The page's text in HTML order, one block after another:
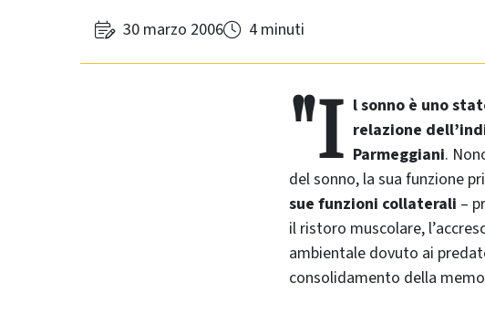
30 marzo 2006 4 minuti
"I l sonno è uno
relazione
Parmeggiani.
del sonno, la sua funzione
sue funzioni collaterali –
il ristoro muscolare,
ambientale dovuto ai
consolidamento della